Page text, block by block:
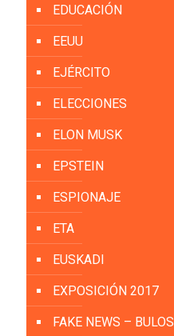
EDUCACIÓN
EEUU
EJÉRCITO
ELECCIONES
ELON MUSK
EPSTEIN
ESPIONAJE
ETA
EUSKADI
EXPOSICIÓN 2017
FAKE NEWS – BULOS